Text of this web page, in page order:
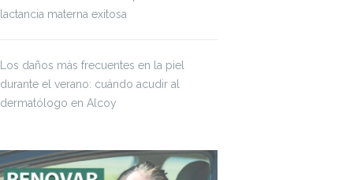
lactancia materna exitosa
Los daños más frecuentes en la piel
durante el verano: cuándo acudir al
dermatólogo en Alcoy